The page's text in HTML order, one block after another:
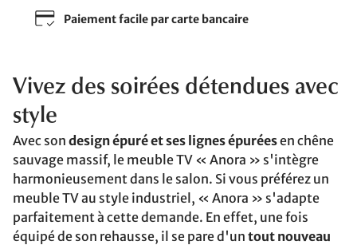
Paiement facile par carte bancaire
Vivez des soirées détendues avec
style
Avec son design épuré et ses lignes épuréesen chêne
sauvage massif, le meuble TV « Anora » s'intègre
harmonieusement dans le salon. Si vous préférez un
meuble TV au style industriel, « Anora » s'adapte
parfaitement à cette demande. En effet, une fois
équipé de son rehausse, il se pare d'un tout nouveau